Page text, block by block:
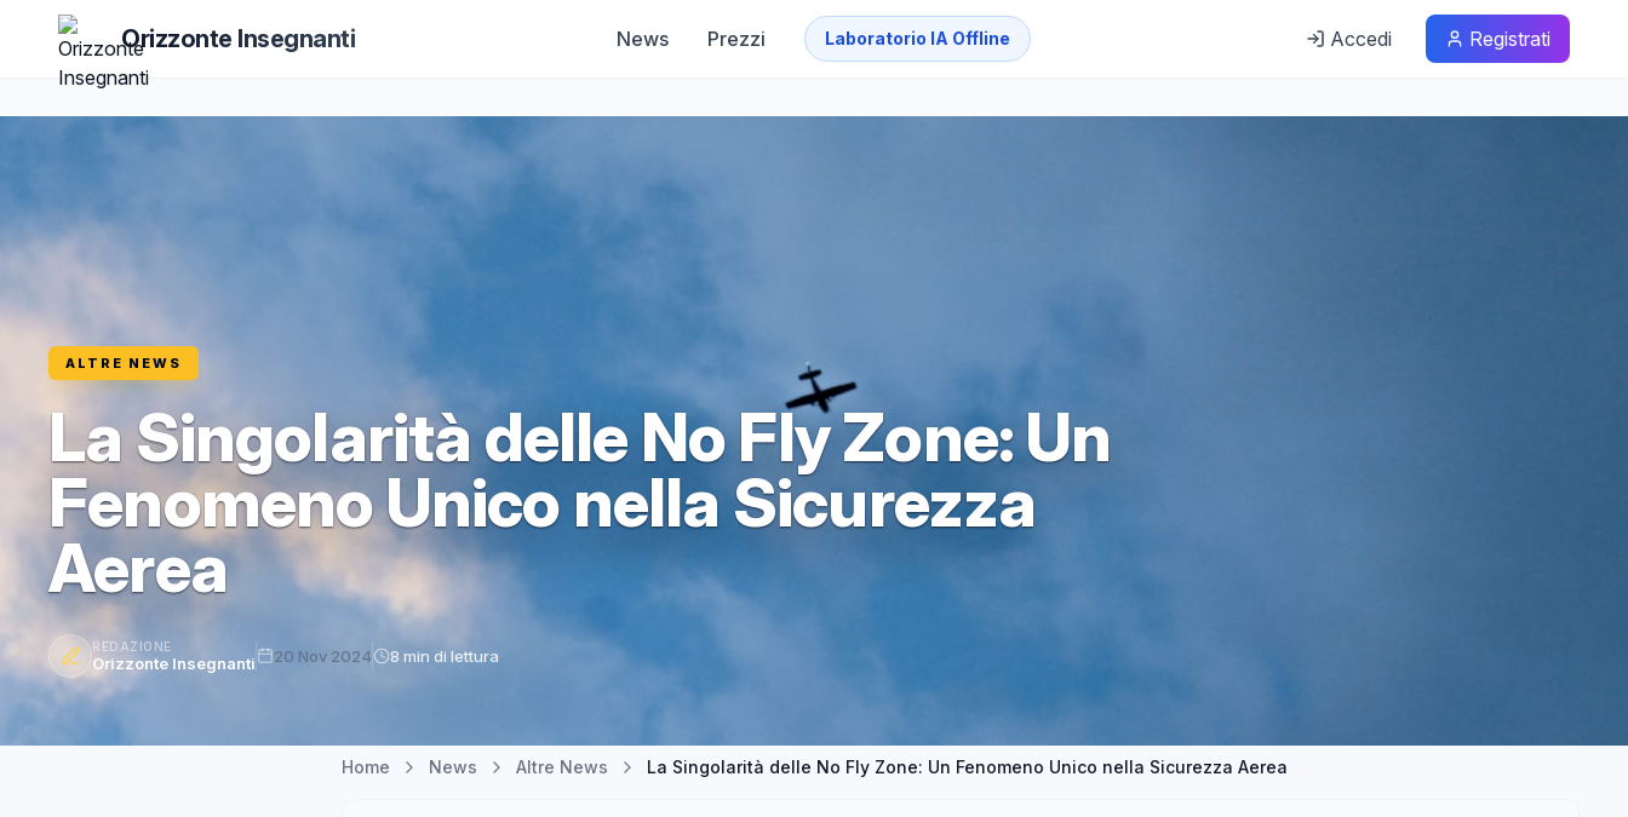
Orizzonte Insegnanti News Prezzi Laboratorio IA Offline Accedi Registrati
ALTRE NEWS
La Singolarità delle No Fly Zone: Un
Fenomeno Unico nella Sicurezza
Aerea
REDAZIONE
Orizzonte Insegnanti 20 Nov 2024 8 min di lettura
Home News Altre News La Singolarità delle No Fly Zone: Un Fenomeno Unico nella Sicurezza Aerea